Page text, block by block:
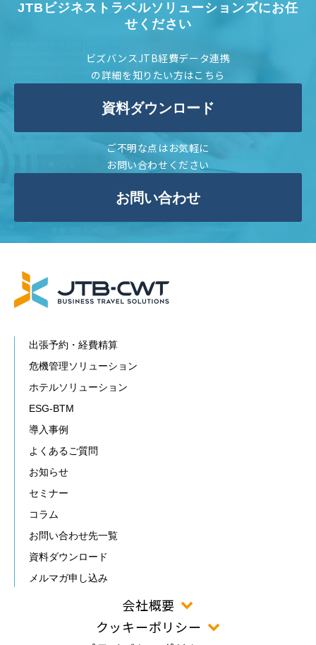
JTBビジネストラベルソリューションズにお任
せください
ビズバンスJTB経費データ連携
の詳細を知りたい方はこちら
資料ダウンロード
ご不明な点はお気軽に
お問い合わせください
お問い合わせ
出張予約・経費精算
危機管理ソリューション
ホテルソリューション
ESG-BTM
導入事例
よくあるご質問
お知らせ
セミナー
コラム
お問い合わせ先一覧
資料ダウンロード
メルマガ申し込み
会社概要
クッキーポリシー